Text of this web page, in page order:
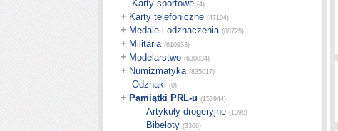
Karty sportowe (4)
+ Karty telefoniczne (47104)
+ Medale i odznaczenia (88725)
+ Militaria (610933)
+ Modelarstwo (630834)
+ Numizmatyka (835017)
Odznaki (0)
+ Pamiątki PRL-u (153944)
Artykuły drogeryjne (1398)
Bibeloty (3306)